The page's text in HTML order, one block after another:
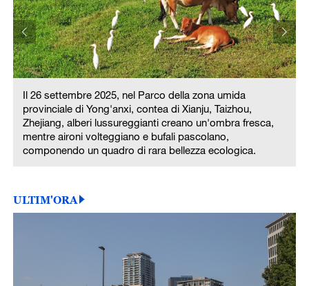
Il 26 settembre 2025, nel Parco della zona umida
provinciale di Yong'anxi, contea di Xianju, Taizhou,
Zhejiang, alberi lussureggianti creano un'ombra fresca,
mentre aironi volteggiano e bufali pascolano,
componendo un quadro di rara bellezza ecologica.
ULTIM'ORA